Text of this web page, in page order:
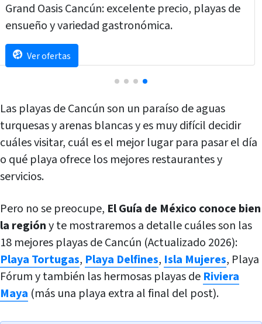
Descubre Iberostar Cancún: lujo, playas de
ensueño, gastronomía excepcional y diversión.
Saber más
Las playas de Cancún son un paraíso de aguas
turquesas y arenas blancas y es muy difícil decidir
cuáles visitar, cuál es el mejor lugar para pasar el día
o qué playa ofrece los mejores restaurantes y
servicios.
Pero no se preocupe, El Guía de México conoce bien
la regióny te mostraremos a detalle cuáles son las
18 mejores playas de Cancún (Actualizado 2026):
Playa Tortugas, Playa Delfines, Isla Mujeres, Playa
Fórum y también las hermosas playas de Riviera
Maya (más una playa extra al final del post).